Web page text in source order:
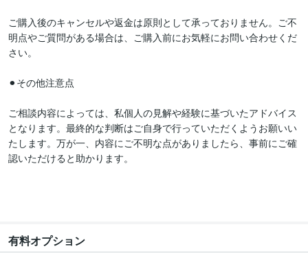
ご購入後のキャンセルや返金は原則として承っておりません。ご不
明点やご質問がある場合は、ご購入前にお気軽にお問い合わせくだ
さい。
⚫︎その他注意点
ご相談内容によっては、私個人の見解や経験に基づいたアドバイス
となります。最終的な判断はご自身で行っていただくようお願いい
たします。万が一、内容にご不明な点がありましたら、事前にご確
認いただけると助かります。
有料オプション